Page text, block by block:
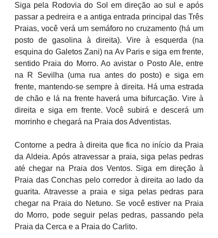
Siga pela Rodovia do Sol em direção ao sul e após
passar a pedreira e a antiga entrada principal das Três
Praias, você verá um semáforo no cruzamento (há um
posto de gasolina à direita). Vire à esquerda (na
esquina do Galetos Zani) na Av Paris e siga em frente,
sentido Praia do Morro. Ao avistar o Posto Ale, entre
na R Sevilha (uma rua antes do posto) e siga em
frente, mantendo-se sempre à direita. Há uma estrada
de chão e lá na frente haverá uma bifurcação. Vire à
direita e siga em frente. Você subirá e descerá um
morrinho e chegará na Praia dos Adventistas.
Contorne a pedra à direita que fica no início da Praia
da Aldeia. Após atravessar a praia, siga pelas pedras
até chegar na Praia dos Ventos. Siga em direção à
Praia das Conchas pelo corredor à direita ao lado da
guarita. Atravesse a praia e siga pelas pedras para
chegar na Praia do Netuno. Se você estiver na Praia
do Morro, pode seguir pelas pedras, passando pela
Praia da Cerca e a Praia do Carlito.